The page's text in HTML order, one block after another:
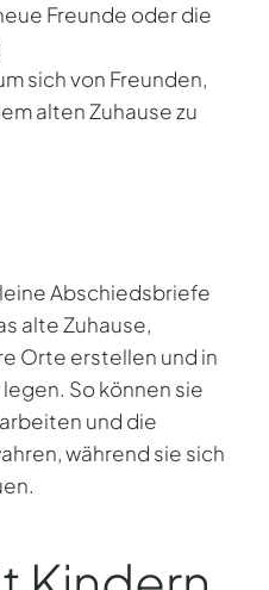
Freunde oder die
sich von Freunden,
alten Zuhause zu
Abschiedsbriefe
alte Zuhause,
Orte erstellen und in
So können sie
und die
während sie sich